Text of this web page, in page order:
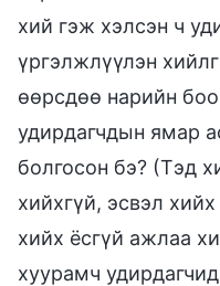
хий гэж хэлсэн ч
үргэлжлүүлэн
өөрсдөө нарийн
удирдагчдын ямар
болгосон бэ? (Тэд
хийхгүй, эсвэл
хийх ёсгүй ажлаа
хуурамч